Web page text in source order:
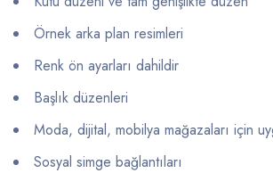
Örnek arka plan resimleri
Renk ön ayarları dahildir
Başlık düzenleri
Moda, dijital, mobilya mağazaları için
Sosyal simge bağlantıları